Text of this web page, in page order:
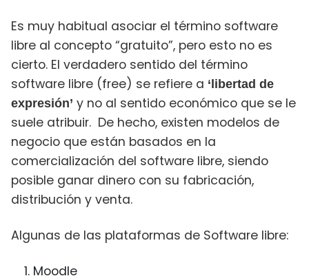
Es muy habitual asociar el término software
libre al concepto “gratuito”, pero esto no es
cierto. El verdadero sentido del término
software libre (free) se refiere a ‘libertad de
expresión’ y no al sentido económico que se le
suele atribuir. De hecho, existen modelos de
negocio que están basados en la
comercialización del software libre, siendo
posible ganar dinero con su fabricación,
distribución y venta.
Algunas de las plataformas de Software libre:
Moodle